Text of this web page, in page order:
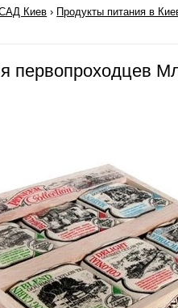
Киев › Продукты питания в
первопроходцев